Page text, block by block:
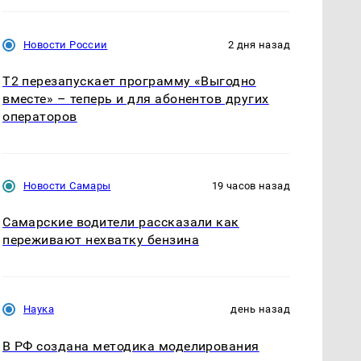
Новости России 2 дня назад
Т2 перезапускает программу «Выгодно
вместе» – теперь и для абонентов других
операторов
Новости Самары 19 часов назад
Самарские водители рассказали как
переживают нехватку бензина
Наука день назад
В РФ создана методика моделирования